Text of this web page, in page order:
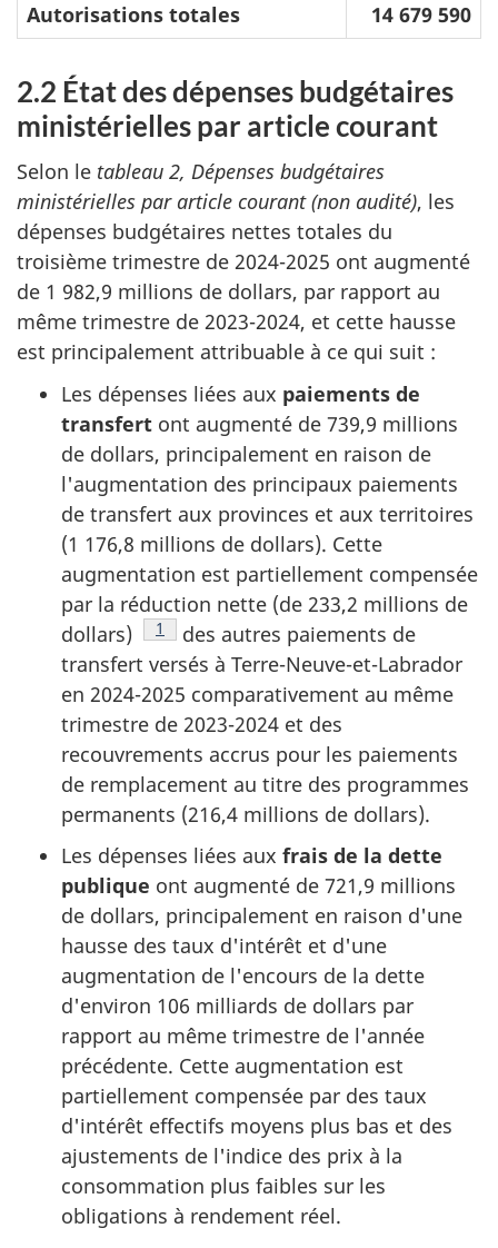
Autorisations totales 14 679 590
2.2 État des dépenses budgétaires
ministérielles par article courant
Selon le tableau 2, Dépenses budgétaires
ministérielles par article courant (non audité), les
dépenses budgétaires nettes totales du
troisième trimestre de 2024-2025 ont augmenté
de 1 982,9 millions de dollars, par rapport au
même trimestre de 2023-2024, et cette hausse
est principalement attribuable à ce qui suit :
Les dépenses liées aux paiements de
transfert ont augmenté de 739,9 millions
de dollars, principalement en raison de
l'augmentation des principaux paiements
de transfert aux provinces et aux territoires
(1 176,8 millions de dollars). Cette
augmentation est partiellement compensée
par la réduction nette (de 233,2 millions de
dollars)
Note de bas de page
1
des autres paiements de
transfert versés à Terre-Neuve-et-Labrador
en 2024-2025 comparativement au même
trimestre de 2023-2024 et des
recouvrements accrus pour les paiements
de remplacement au titre des programmes
permanents (216,4 millions de dollars).
Les dépenses liées aux frais de la dette
publique ont augmenté de 721,9 millions
de dollars, principalement en raison d'une
hausse des taux d'intérêt et d'une
augmentation de l'encours de la dette
d'environ 106 milliards de dollars par
rapport au même trimestre de l'année
précédente. Cette augmentation est
partiellement compensée par des taux
d'intérêt effectifs moyens plus bas et des
ajustements de l'indice des prix à la
consommation plus faibles sur les
obligations à rendement réel.